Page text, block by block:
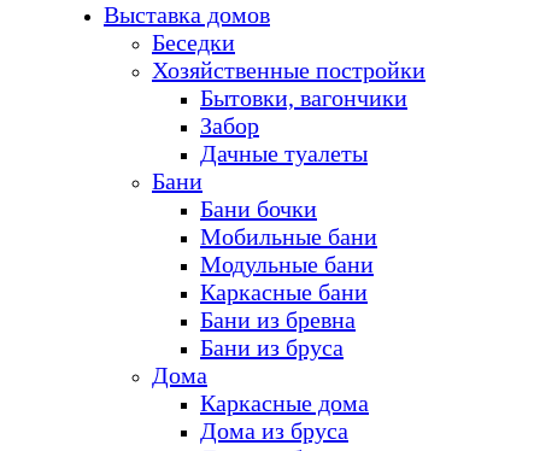
Выставка домов
Беседки
Хозяйственные постройки
Бытовки, вагончики
Забор
Дачные туалеты
Бани
Бани бочки
Мобильные бани
Модульные бани
Каркасные бани
Бани из бревна
Бани из бруса
Дома
Каркасные дома
Дома из бруса